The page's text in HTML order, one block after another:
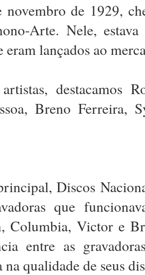
novembro de 1929,
Arte. Nele,
lançados ao
destacamos
Breno Ferreira,
Discos
que
Columbia, Victor e
entre as
na qualidade de seus